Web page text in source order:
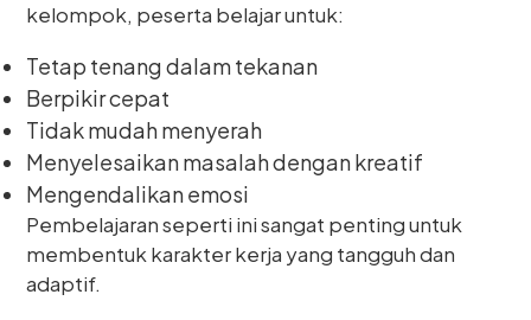
kelompok, peserta belajar untuk:
Tetap tenang dalam tekanan
Berpikir cepat
Tidak mudah menyerah
Menyelesaikan masalah dengan kreatif
Mengendalikan emosi
Pembelajaran seperti ini sangat penting untuk
membentuk karakter kerja yang tangguh dan
adaptif.